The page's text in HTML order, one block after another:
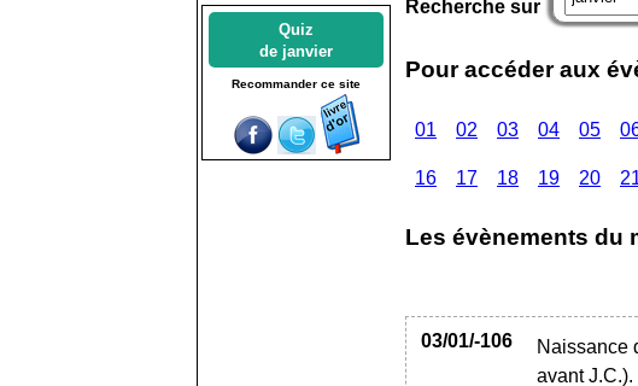
Recherche sur
Pour accéder aux
01 02 03 04 05
16 17 18 19 20
Les évènements du
03/01/-106 Naissance
avant J.C.).
Quiz
de janvier
Recommander ce site